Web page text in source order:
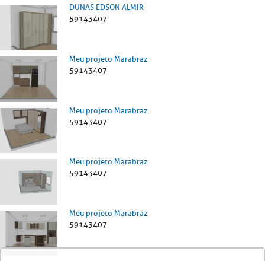
DUNAS EDSON ALMIR
59143407
Meu projeto Marabraz
59143407
Meu projeto Marabraz
59143407
Meu projeto Marabraz
59143407
Meu projeto Marabraz
59143407